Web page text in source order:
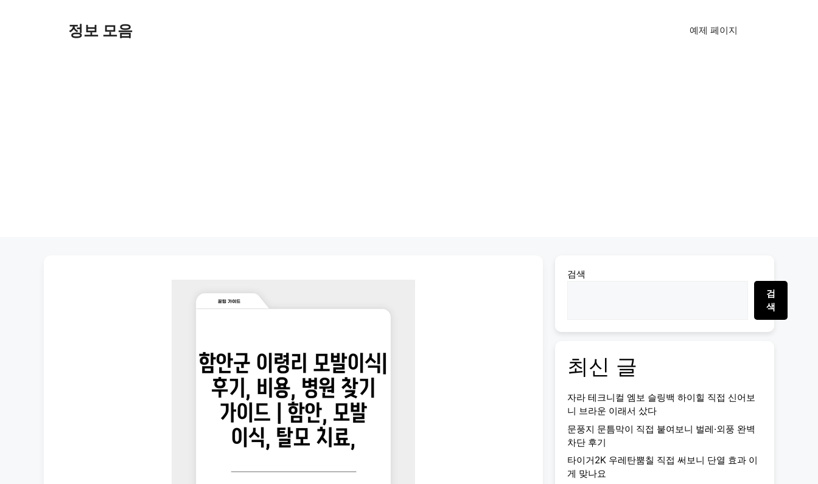
정보 모음 예제 페이지
검색
검
색
최신 글
자라 테크니컬 엠보 슬링백 하이힐 직접 신어보
니 브라운 이래서 샀다
문풍지 문틈막이 직접 붙여보니 벌레·외풍 완벽
차단 후기
타이거2K 우레탄뿜칠 직접 써보니 단열 효과 이
게 맞나요